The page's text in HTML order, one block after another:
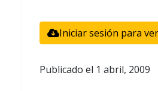
Iniciar sesión para
Publicado el 1 abril, 2009